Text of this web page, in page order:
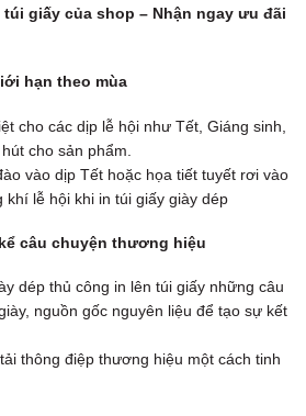
túi giấy của shop – Nhận ngay ưu đãi
hạn theo mùa
cho các dịp lễ hội như Tết, Giáng sinh,
cho sản phẩm.
vào dịp Tết hoặc họa tiết tuyết rơi vào
khí lễ hội khi in túi giấy giày dép
câu chuyện thương hiệu
dép thủ công in lên túi giấy những câu
nguồn gốc nguyên liệu để tạo sự kết
thông điệp thương hiệu một cách tinh